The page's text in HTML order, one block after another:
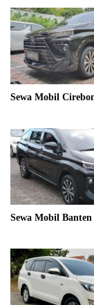
Sewa Mobil
Sewa Mobil Banten